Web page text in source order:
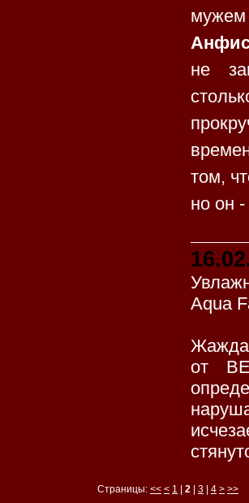
мужем
не
том,
но он
Aqua
Жажда
от
Страницы: << < 1 2 3 4 > >>